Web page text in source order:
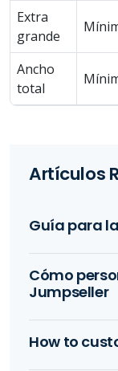
Extra
grande
Ancho
total
Artículos
Guía para
Cómo
Jumpseller
How to